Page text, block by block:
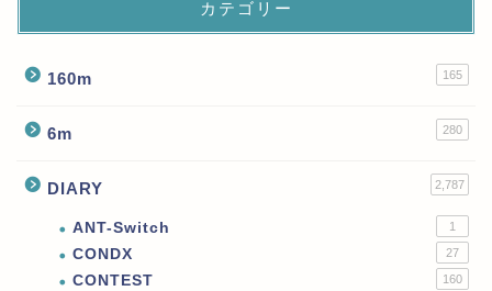
カテゴリー
160m 165
6m 280
DIARY 2,787
ANT-Switch 1
CONDX 27
CONTEST 160